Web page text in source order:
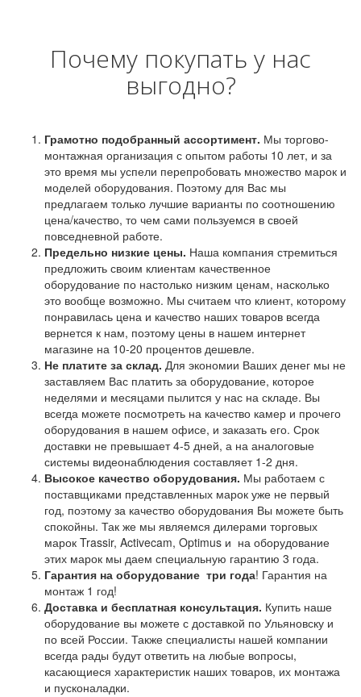
Почему покупать у нас
выгодно?
Грамотно подобранный ассортимент. Мы торгово-
монтажная организация с опытом работы 10 лет, и за
это время мы успели перепробовать множество марок и
моделей оборудования. Поэтому для Вас мы
предлагаем только лучшие варианты по соотношению
цена/качество, то чем сами пользуемся в своей
повседневной работе.
Предельно низкие цены. Наша компания стремиться
предложить своим клиентам качественное
оборудование по настолько низким ценам, насколько
это вообще возможно. Мы считаем что клиент, которому
понравилась цена и качество наших товаров всегда
вернется к нам, поэтому цены в нашем интернет
магазине на 10-20 процентов дешевле.
Не платите за склад. Для экономии Ваших денег мы не
заставляем Вас платить за оборудование, которое
неделями и месяцами пылится у нас на складе. Вы
всегда можете посмотреть на качество камер и прочего
оборудования в нашем офисе, и заказать его. Срок
доставки не превышает 4-5 дней, а на аналоговые
системы видеонаблюдения составляет 1-2 дня.
Высокое качество оборудования. Мы работаем с
поставщиками представленных марок уже не первый
год, поэтому за качество оборудования Вы можете быть
спокойны. Так же мы являемся дилерами торговых
марок Trassir, Activecam, Optimus и на оборудование
этих марок мы даем специальную гарантию 3 года.
Гарантия на оборудование три года! Гарантия на
монтаж 1 год!
Доставка и бесплатная консультация. Купить наше
оборудование вы можете с доставкой по Ульяновску и
по всей России. Также специалисты нашей компании
всегда рады будут ответить на любые вопросы,
касающиеся характеристик наших товаров, их монтажа
и пусконаладки.